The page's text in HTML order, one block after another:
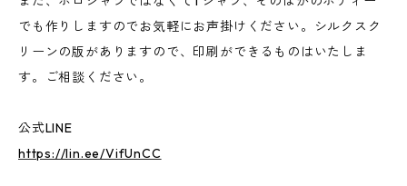
でも作りしますのでお気軽にお声掛けください。シルクスク
リーンの版がありますので、印刷ができるものはいたしま
す。ご相談ください。
公式LINE
https://lin.ee/VifUnCC